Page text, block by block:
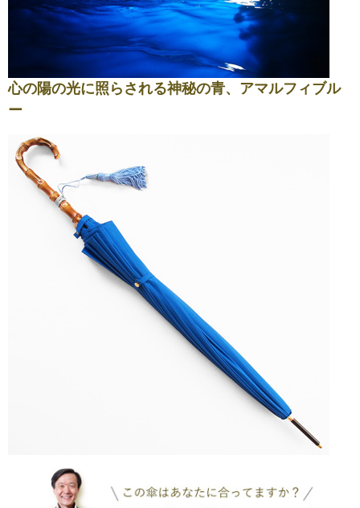
心の陽の光に照らされる神秘の青、アマルフィブル
ー